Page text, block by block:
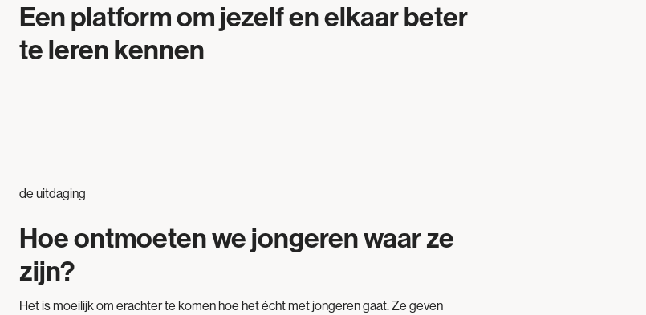
Een platform om jezelf en elkaar beter
te leren kennen
de uitdaging
Hoe ontmoeten we jongeren waar ze
zijn?
Het is moeilijk om erachter te komen hoe het écht met jongeren gaat. Ze geven